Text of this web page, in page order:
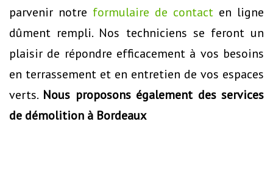
parvenir notre formulaire de contact en ligne
dûment rempli. Nos techniciens se feront un
plaisir de répondre efficacement à vos besoins
en terrassement et en entretien de vos espaces
verts. Nous proposons également des services
de démolition à Bordeaux